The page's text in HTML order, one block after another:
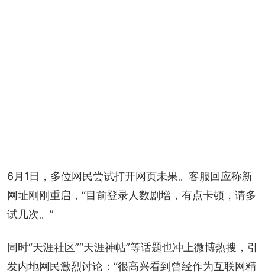
6月1日，多位网民尝试打开网页未果。客服回应称新
网址刚刚重启，“目前登录人数剧增，有点卡顿，请多
试几次。”
同时“天涯社区”“天涯神帖”等话题也冲上微博热搜，引
发内地网民激烈讨论：“很高兴看到曾经作为互联网精